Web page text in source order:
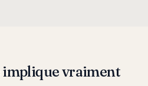
implique vraiment